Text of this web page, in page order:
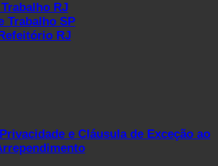
RJ
Trabalho SP
RJ
e Cláusula de Exceção ao